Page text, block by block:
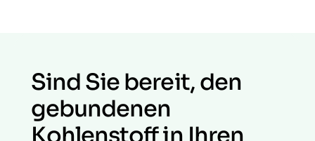
Sind Sie bereit, den
gebundenen
Kohlenstoff in Ihren